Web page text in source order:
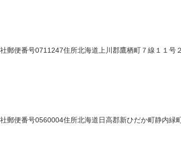
郵便番号0711247住所北海道上川郡鷹栖町７線１１
郵便番号0560004住所北海道日高郡新ひだか町静内